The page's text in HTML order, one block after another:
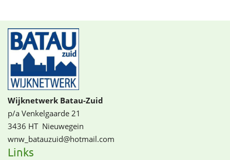
Wijknetwerk Batau-Zuid
p/a Venkelgaarde 21
3436 HT Nieuwegein
wnw_batauzuid@­­hotmail.com
Links